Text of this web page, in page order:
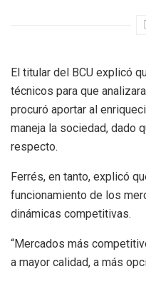
El titular del BCU explicó
técnicos para que
procuró aportar al
maneja la sociedad, dado
respecto.
Ferrés, en tanto, explicó
funcionamiento de los
dinámicas competitivas.
“Mercados más
a mayor calidad, a más